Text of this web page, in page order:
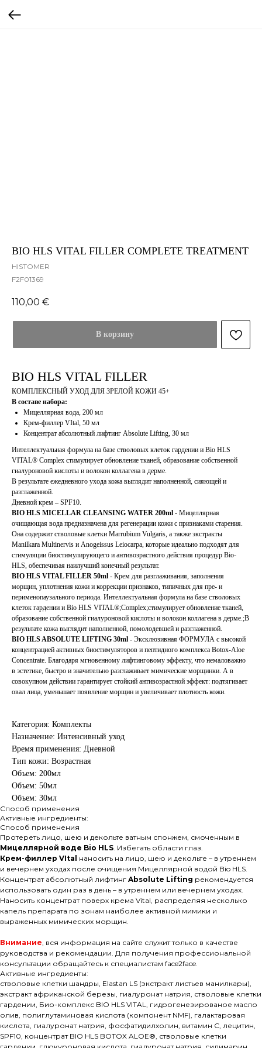
BIO HLS VITAL FILLER COMPLETE TREATMENT
HISTOMER
F2F01369
110,00 €
В корзину
BIO HLS VITAL FILLER
КОМПЛЕКСНЫЙ УХОД ДЛЯ ЗРЕЛОЙ КОЖИ 45+
В составе набора:
Мицеллярная вода, 200 мл
Крем-филлер VItal, 50 мл
Концентрат абсолютный лифтинг Absolute Lifting, 30 мл
Интеллектуальная формула на базе стволовых клеток гардении и Bio HLS
VITAL® Complex стимулирует обновление тканей, образование собственной
гиалуроновой кислоты и волокон коллагена в дерме.
В результате ежедневного ухода кожа выглядит наполненной, сияющей и
разглаженной.
Дневной крем – SPF10.
BIO HLS MICELLAR CLEANSING WATER 200ml - Мицеллярная
очищающая вода предназначена для регенерации кожи с признаками старения.
Она содержит стволовые клетки Marrubium Vulgaris, а также экстракты
Manilkara Multinervis и Anogeissus Leiocarpa, которые идеально подходят для
стимуляции биостимулирующего и антивозрастного действия процедур Bio-
HLS, обеспечивая наилучший конечный результат.
BIO HLS VITAL FILLER 50ml - Крем для разглаживания, заполнения
морщин, уплотнения кожи и коррекции признаков, типичных для пре- и
перименопаузального периода. Интеллектуальная формула на базе стволовых
клеток гардении и Bio HLS VITAL®;Complex;стимулирует обновление тканей,
образование собственной гиалуроновой кислоты и волокон коллагена в дерме.;В
результате кожа выглядит наполненной, помолодевшей и разглаженной.
BIO HLS ABSOLUTE LIFTING 30ml - Эксклюзивная ФОРМУЛА с высокой
концентрацией активных биостимуляторов и пептидного комплекса Botox-Aloe
Concentrate. Благодаря мгновенному лифтинговому эффекту, что немаловажно
в эстетике, быстро и значительно разглаживает мимические морщинки. А в
совокупном действии гарантирует стойкий антивозрастной эффект: подтягивает
овал лица, уменьшает появление морщин и увеличивает плотность кожи.
Категория: Комплекты
Назначение: Интенсивный уход
Время применения: Дневной
Тип кожи: Возрастная
Объем: 200мл
Объем: 50мл
Объем: 30мл
Способ применения
Активные ингредиенты:
Способ применения
Протереть лицо, шею и декольте ватным спонжем, смоченным в
Мицеллярной воде Bio HLS. Избегать области глаз.
Крем-филлер VItal наносить на лицо, шею и декольте – в утреннем
и вечернем уходах после очищения Мицеллярной водой Bio HLS.
Концентрат абсолютный лифтинг Absolute Lifting рекомендуется
использовать один раз в день – в утреннем или вечернем уходах.
Наносить концентрат поверх крема Vital, распределяя несколько
капель препарата по зонам наиболее активной мимики и
выраженных мимических морщин.
Внимание, вся информация на сайте служит только в качестве
руководства и рекомендации. Для получения профессиональной
консультации обращайтесь к специалистам face2face.
Активные ингредиенты:
стволовые клетки шандры, Elastan LS (экстракт листьев манилкары),
экстракт африканской березы, гиалуронат натрия, стволовые клетки
гардении, Био-комплекс BIO HLS VITAL, гидрогенезированое масло
олив, полиглутаминовая кислота (компонент NMF), галактаровая
кислота, гиалуронат натрия, фосфатидилхолин, витамин C, лецитин,
SPF10, концентрат BIO HLS BOTOX ALOE®, стволовые клетки